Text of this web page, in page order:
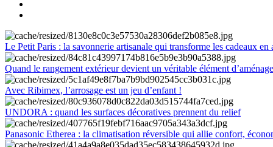
Le Petit Paris : la savonnerie artisanale qui transforme les cadeaux en
Quand le rangement extérieur devient un véritable élément
Avec Ribimex, l’arrosage est un jeu d’enfant !
UNDORA : quand les surfaces décoratives prennent du relief
Panasonic Etherea : la climatisation réversible qui allie confort,